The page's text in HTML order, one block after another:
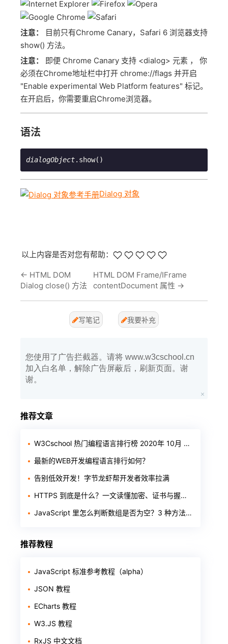
注意：
目前只有Chrome Canary，Safari 6 浏览器支持
show() 方法。
注意：
即便 Chrome Canary 支持 <dialog> 元素 ， 你
必须在Chrome地址栏中打开 chrome://flags 并开启
"Enable experimental Web Platform features" 标记。
在开启后，你需要重启Chrome浏览器。
语法
dialogObject.show()
Dialog 对象
以上内容是否对您有帮助：
← HTML DOM
Dialog close() 方法
HTML DOM Frame/IFrame
contentDocument 属性 →
写笔记 我要补充
您使用了广告拦截器。请将 www.w3cschool.cn
加入白名单，解除广告屏蔽后，刷新页面。谢
谢。
推荐文章
W3Cschool 热门编程语言排行榜 2020年 10月 TOP10
最新的WEB开发编程语言排行如何？
告别低效开发！字节龙虾帮开发者效率拉满
HTTPS 到底是什么？一文读懂加密、证书与握手过程
JavaScript 里怎么判断数组是否为空？3 种方法一次讲清
推荐教程
JavaScript 标准参考教程（alpha）
JSON 教程
ECharts 教程
W3.JS 教程
RxJS 中文文档